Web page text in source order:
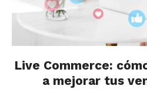
Live Commerce:
a mejorar tus